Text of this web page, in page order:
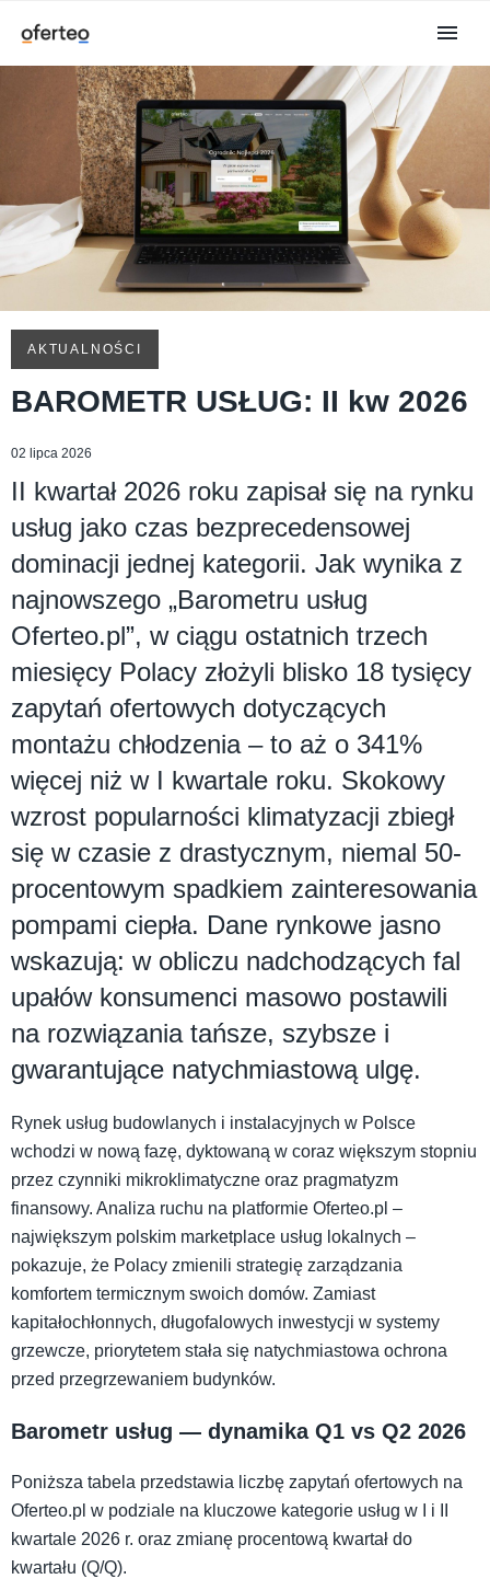
AKTUALNOŚCI
BAROMETR USŁUG: II kw 2026
02 lipca 2026
II kwartał 2026 roku zapisał się na rynku
usług jako czas bezprecedensowej
dominacji jednej kategorii. Jak wynika z
najnowszego „Barometru usług
Oferteo.pl”, w ciągu ostatnich trzech
miesięcy Polacy złożyli blisko 18 tysięcy
zapytań ofertowych dotyczących
montażu chłodzenia – to aż o 341%
więcej niż w I kwartale roku. Skokowy
wzrost popularności klimatyzacji zbiegł
się w czasie z drastycznym, niemal 50-
procentowym spadkiem zainteresowania
pompami ciepła. Dane rynkowe jasno
wskazują: w obliczu nadchodzących fal
upałów konsumenci masowo postawili
na rozwiązania tańsze, szybsze i
gwarantujące natychmiastową ulgę.
Rynek usług budowlanych i instalacyjnych w Polsce
wchodzi w nową fazę, dyktowaną w coraz większym stopniu
przez czynniki mikroklimatyczne oraz pragmatyzm
finansowy. Analiza ruchu na platformie Oferteo.pl –
największym polskim marketplace usług lokalnych –
pokazuje, że Polacy zmienili strategię zarządzania
komfortem termicznym swoich domów. Zamiast
kapitałochłonnych, długofalowych inwestycji w systemy
grzewcze, priorytetem stała się natychmiastowa ochrona
przed przegrzewaniem budynków.
Barometr usług — dynamika Q1 vs Q2 2026
Poniższa tabela przedstawia liczbę zapytań ofertowych na
Oferteo.pl w podziale na kluczowe kategorie usług w I i II
kwartale 2026 r. oraz zmianę procentową kwartał do
kwartału (Q/Q).